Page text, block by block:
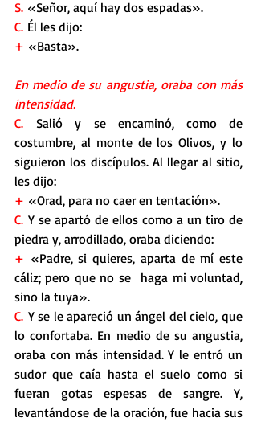
S. «Señor, aquí hay dos espadas».
C. Él les dijo:
+ «Basta».
En medio de su angustia, oraba con más
intensidad.
C. Salió y se encaminó, como de
costumbre, al monte de los Olivos, y lo
siguieron los discípulos. Al llegar al sitio,
les dijo:
+ «Orad, para no caer en tentación».
C. Y se apartó de ellos como a un tiro de
piedra y, arrodillado, oraba diciendo:
+ «Padre, si quieres, aparta de mí este
cáliz; pero que no se  haga mi voluntad,
sino la tuya».
C. Y se le apareció un ángel del cielo, que
lo confortaba. En medio de su angustia,
oraba con más intensidad. Y le entró un
sudor que caía hasta el suelo como si
fueran gotas espesas de sangre. Y,
levantándose de la oración, fue hacia sus